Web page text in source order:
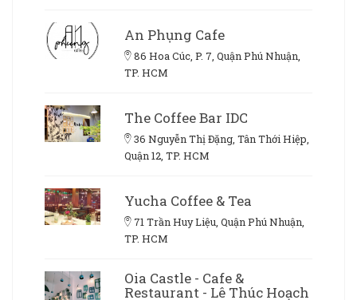
An Phụng Cafe
86 Hoa Cúc, P. 7, Quận Phú Nhuận,
TP. HCM
The Coffee Bar IDC
36 Nguyễn Thị Đặng, Tân Thới Hiệp,
Quận 12, TP. HCM
Yucha Coffee & Tea
71 Trần Huy Liệu, Quận Phú Nhuận,
TP. HCM
Oia Castle - Cafe &
Restaurant - Lê Thúc Hoạch